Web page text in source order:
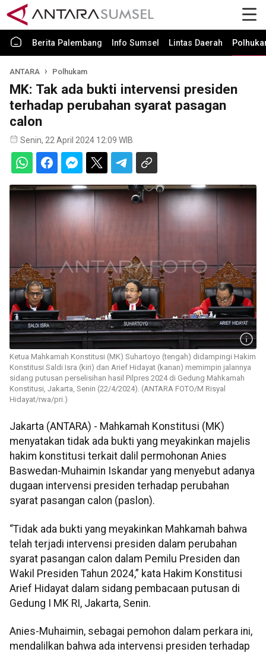
Berita Palembang Info Sumsel Lintas Daerah
ANTARA Polhukam
MK: Tak ada bukti intervensi presiden
terhadap perubahan syarat pasagan
calon
Senin, 22 April 2024 12:09 WIB
Ketua Mahkamah Konstitusi (MK) Suhartoyo (tengah) didampingi Hakim
Konstitusi Saldi Isra (kiri) dan Arief Hidayat (kanan) memimpin jalannya
sidang putusan perselisihan hasil Pilpres 2024 di Gedung Mahkamah
Konstitusi, Jakarta, Senin (22/4/2024). (ANTARA FOTO/M Risyal
Hidayat/rwa/pri.)
Jakarta (ANTARA) - Mahkamah Konstitusi (MK)
menyatakan tidak ada bukti yang meyakinkan majelis
hakim konstitusi terkait dalil permohonan Anies
Baswedan-Muhaimin Iskandar yang menyebut adanya
dugaan intervensi presiden terhadap perubahan
syarat pasangan calon (paslon).
“Tidak ada bukti yang meyakinkan Mahkamah bahwa
telah terjadi intervensi presiden dalam perubahan
syarat pasangan calon dalam Pemilu Presiden dan
Wakil Presiden Tahun 2024,” kata Hakim Konstitusi
Arief Hidayat dalam sidang pembacaan putusan di
Gedung I MK RI, Jakarta, Senin.
Anies-Muhaimin, sebagai pemohon dalam perkara ini,
mendalilkan bahwa ada intervensi presiden terhadap